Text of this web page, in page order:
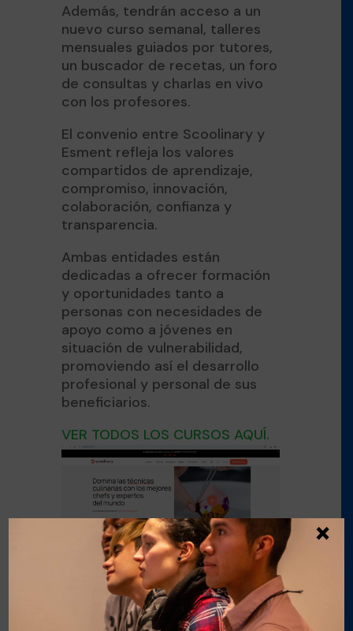
Además, tendrán acceso a un
nuevo curso semanal, talleres
mensuales guiados por tutores,
un buscador de recetas, un foro
de consultas y charlas en vivo
con los profesores.
El convenio entre Scoolinary y
Esment refleja los valores
compartidos de aprendizaje,
compromiso, innovación,
colaboración, confianza y
transparencia.
Ambas entidades están
dedicadas a ofrecer formación
y oportunidades tanto a
personas con necesidades de
apoyo como a jóvenes en
situación de vulnerabilidad,
promoviendo así el desarrollo
profesional y personal de sus
beneficiarios.
VER TODOS LOS CURSOS AQUÍ.
×